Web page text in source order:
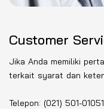
Customer
Jika Anda memiliki
terkait syarat dan
Telepon: (021) 501-01051